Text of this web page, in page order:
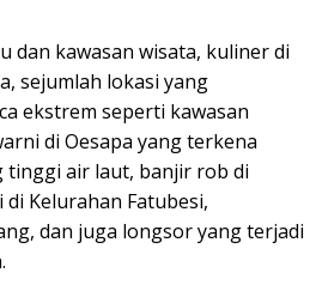
dan kawasan wisata, kuliner di
sejumlah lokasi yang
ekstrem seperti kawasan
di Oesapa yang terkena
tinggi air laut, banjir rob di
Kelurahan Fatubesi,
dan juga longsor yang terjadi